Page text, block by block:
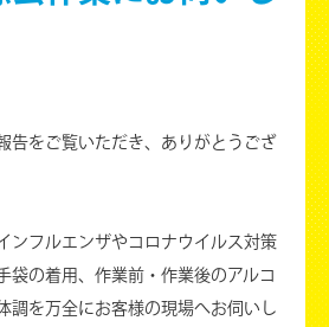
告をご覧いただき、ありがとうござ
ンフルエンザやコロナウイルス対策
袋の着用、作業前・作業後のアルコ
調を万全にお客様の現場へお伺いし